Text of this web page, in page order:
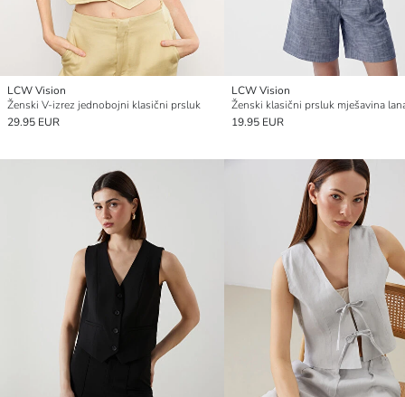
LCW Vision
Ženski V-izrez jednobojni klasični prsluk
29.95 EUR
LCW Vision
Ženski klasični prsluk mješavina
19.95 EUR